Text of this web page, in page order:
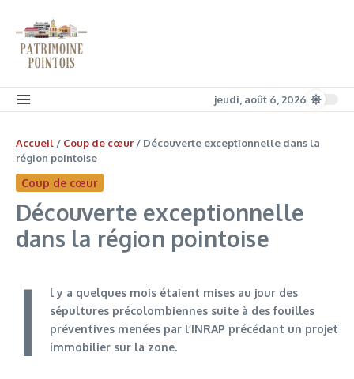
jeudi, août 6, 2026
Accueil / Coup de cœur / Découverte exceptionnelle dans la
région pointoise
Coup de cœur
Découverte exceptionnelle
dans la région pointoise
I
l y a quelques mois étaient mises au jour des
sépultures précolombiennes suite à des fouilles
préventives menées par l’INRAP précédant un projet
immobilier sur la zone.